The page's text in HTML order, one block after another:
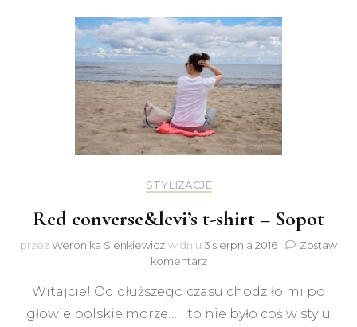
STYLIZACJE
Red converse&levi’s t-shirt – Sopot
przezWeronika Sienkiewicz w dniu 3 sierpnia 2016
Zostaw
komentarzdo
converse&levi’s
Witajcie! Od dłuższego czasu chodziło mi po
głowie polskie morze… I to nie było coś w stylu